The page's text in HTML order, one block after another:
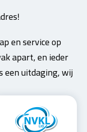
en service op
apart, en ieder
een uitdaging, wij